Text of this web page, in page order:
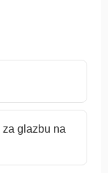
glazbu na